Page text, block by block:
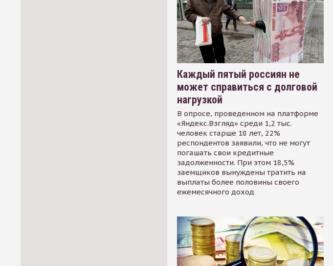
Каждый пятый россиян не
может справиться с долговой
нагрузкой
В опросе, проведенном на платформе
«Яндекс.Взгляд» среди 1,2 тыс.
человек старше 18 лет, 22%
респондентов заявили, что не могут
погашать свои кредитные
задолженности. При этом 18,5%
заемщиков вынуждены тратить на
выплаты более половины своего
ежемесячного доход